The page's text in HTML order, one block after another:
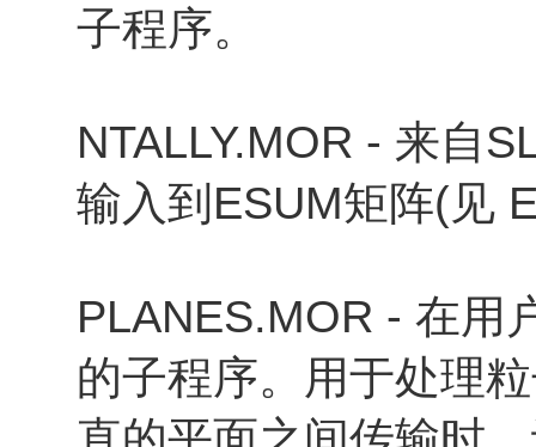
子程序。
NTALLY.MOR - 来自
输入到ESUM矩阵(见
PLANES.MOR - 在用
的子程序。用于处理